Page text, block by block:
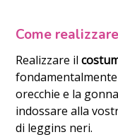
Come
Realizzare il
orecchie e la
indossare alla
di leggins neri.